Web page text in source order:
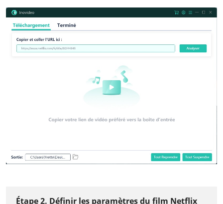
Étape 2. Définir les paramètres du film Netflix